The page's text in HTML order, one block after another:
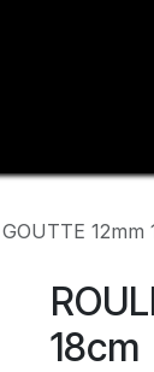
12mm
18cm